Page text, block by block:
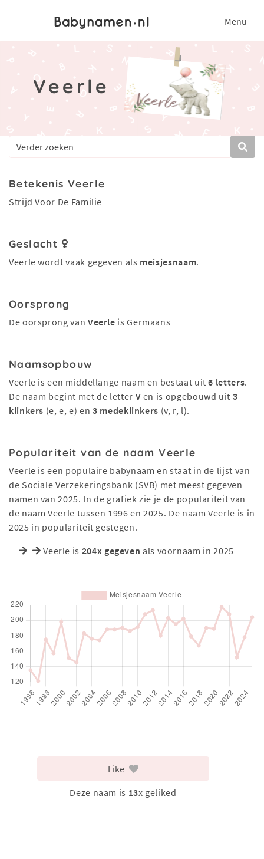
Menu
Veerle
Betekenis Veerle
Strijd Voor De Familie
Geslacht
Veerle wordt vaak gegeven als meisjesnaam.
Oorsprong
De oorsprong van Veerle is Germaans
Naamsopbouw
Veerle is een middellange naam en bestaat uit6 letters.
De naam begint met de letter V en is opgebouwd uit 3
klinkers (e, e, e) en3 medeklinkers (v, r, l).
Populariteit van de naam Veerle
Veerle is een populaire babynaam en staat in de lijst van
de Sociale Verzekeringsbank (SVB) met meest gegeven
namen van 2025. In de grafiek zie je de populariteit van
de naam Veerle tussen 1996 en 2025. De naam Veerle is in
2025 in populariteit gestegen.
Veerle is 204x gegeven als voornaam in 2025
Like
Deze naam is 13x geliked